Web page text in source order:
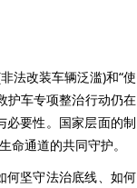
法改装车辆泛滥)和“使
护车专项整治行动仍在
必要性。国家层面的制
命通道的共同守护。
坚守法治底线、如何